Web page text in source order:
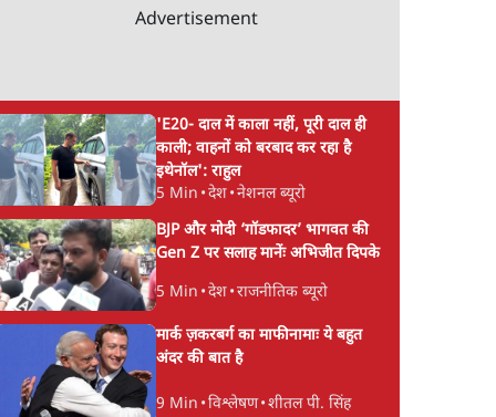
Advertisement
'E20- दाल में काला नहीं, पूरी दाल ही
काली; वाहनों को बरबाद कर रहा है
इथेनॉल': राहुल
5 Min •देश•नेशनल ब्यूरो
BJP और मोदी ‘गॉडफादर’ भागवत की
Gen Z पर सलाह मानेंः अभिजीत दिपके
5 Min •देश•राजनीतिक ब्यूरो
मार्क ज़करबर्ग का माफीनामाः ये बहुत
अंदर की बात है
9 Min •विश्लेषण•शीतल पी. सिंह